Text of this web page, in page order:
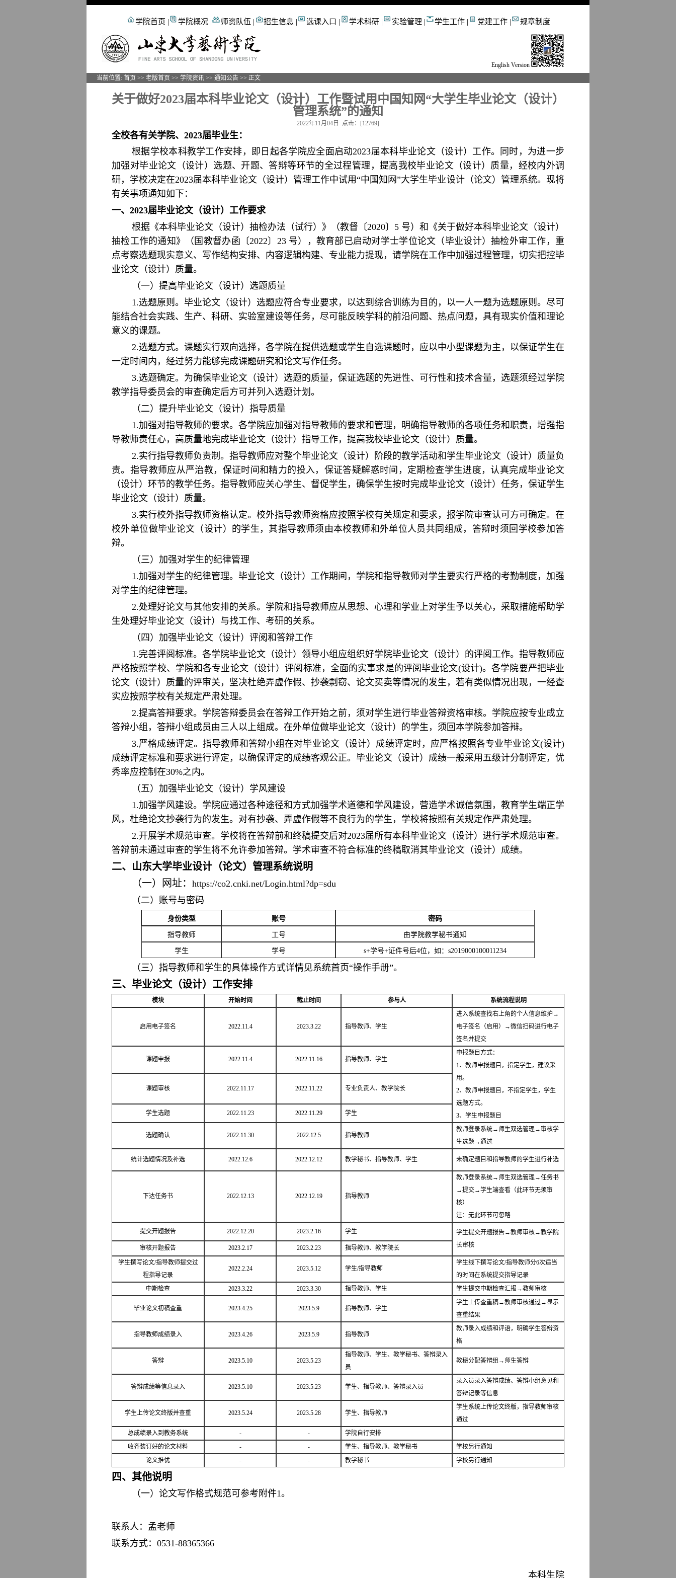
学院首页 | 学院概况| 师资队伍 | 招生信息 | 选课入口 | 学术科研| 实验管理 | 学生工作| 党建工作| 规章制度
English Version
当前位置: 首页 >> 老版首页 >> 学院资讯 >> 通知公告 >> 正文
关于做好2023届本科毕业论文（设计）工作暨试用中国知网“大学生毕业论文（设计）
管理系统”的通知
2022年11月04日 点击：[12769]
全校各有关学院、2023届毕业生：
根据学校本科教学工作安排，即日起各学院应全面启动2023届本科毕业论文（设计）工作。同时，为进一步
加强对毕业论文（设计）选题、开题、答辩等环节的全过程管理，提高我校毕业论文（设计）质量，经校内外调
研，学校决定在2023届本科毕业论文（设计）管理工作中试用“中国知网”大学生毕业设计（论文）管理系统。现将
有关事项通知如下：
一、2023届毕业论文（设计）工作要求
根据《本科毕业论文（设计）抽检办法（试行）》（教督〔2020〕5 号）和《关于做好本科毕业论文（设计）
抽检工作的通知》（国教督办函〔2022〕23 号）， 教育部已启动对学士学位论文（毕业设计）抽检外审工作，重
点考察选题现实意义、写作结构安排、内容逻辑构建、专业能力提现，请学院在工作中加强过程管理，切实把控毕
业论文（设计）质量。
（一）提高毕业论文（设计）选题质量
1.选题原则。毕业论文（设计）选题应符合专业要求，以达到综合训练为目的，以一人一题为选题原则。尽可
能结合社会实践、生产、科研、实验室建设等任务，尽可能反映学科的前沿问题、热点问题，具有现实价值和理论
意义的课题。
2.选题方式。课题实行双向选择，各学院在提供选题或学生自选课题时，应以中小型课题为主，以保证学生在
一定时间内，经过努力能够完成课题研究和论文写作任务。
3.选题确定。为确保毕业论文（设计）选题的质量，保证选题的先进性、可行性和技术含量，选题须经过学院
教学指导委员会的审查确定后方可并列入选题计划。
（二）提升毕业论文（设计）指导质量
1.加强对指导教师的要求。各学院应加强对指导教师的要求和管理，明确指导教师的各项任务和职责，增强指
导教师责任心，高质量地完成毕业论文（设计）指导工作，提高我校毕业论文（设计）质量。
2.实行指导教师负责制。指导教师应对整个毕业论文（设计）阶段的教学活动和学生毕业论文（设计）质量负
责。指导教师应从严治教，保证时间和精力的投入，保证答疑解惑时间，定期检查学生进度，认真完成毕业论文
（设计）环节的教学任务。指导教师应关心学生、督促学生，确保学生按时完成毕业论文（设计）任务，保证学生
毕业论文（设计）质量。
3.实行校外指导教师资格认定。校外指导教师资格应按照学校有关规定和要求，报学院审查认可方可确定。在
校外单位做毕业论文（设计）的学生，其指导教师须由本校教师和外单位人员共同组成，答辩时须回学校参加答
辩。
（三）加强对学生的纪律管理
1.加强对学生的纪律管理。毕业论文（设计）工作期间，学院和指导教师对学生要实行严格的考勤制度，加强
对学生的纪律管理。
2.处理好论文与其他安排的关系。学院和指导教师应从思想、心理和学业上对学生予以关心，采取措施帮助学
生处理好毕业论文（设计）与找工作、考研的关系。
（四）加强毕业论文（设计）评阅和答辩工作
1.完善评阅标准。各学院毕业论文（设计）领导小组应组织好学院毕业论文（设计）的评阅工作。指导教师应
严格按照学校、学院和各专业论文（设计）评阅标准，全面的实事求是的评阅毕业论文(设计)。各学院要严把毕业
论文（设计）质量的评审关，坚决杜绝弄虚作假、抄袭剽窃、论文买卖等情况的发生，若有类似情况出现，一经查
实应按照学校有关规定严肃处理。
2.提高答辩要求。学院答辩委员会在答辩工作开始之前，须对学生进行毕业答辩资格审核。学院应按专业成立
答辩小组，答辩小组成员由三人以上组成。在外单位做毕业论文（设计）的学生，须回本学院参加答辩。
3.严格成绩评定。指导教师和答辩小组在对毕业论文（设计）成绩评定时，应严格按照各专业毕业论文(设计)
成绩评定标准和要求进行评定，以确保评定的成绩客观公正。毕业论文（设计）成绩一般采用五级计分制评定，优
秀率应控制在30%之内。
（五）加强毕业论文（设计）学风建设
1.加强学风建设。学院应通过各种途径和方式加强学术道德和学风建设，营造学术诚信氛围，教育学生端正学
风，杜绝论文抄袭行为的发生。对有抄袭、弄虚作假等不良行为的学生，学校将按照有关规定作严肃处理。
2.开展学术规范审查。学校将在答辩前和终稿提交后对2023届所有本科毕业论文（设计）进行学术规范审查。
答辩前未通过审查的学生将不允许参加答辩。学术审查不符合标准的终稿取消其毕业论文（设计）成绩。
二、山东大学毕业设计（论文）管理系统说明
（一）网址： https://co2.cnki.net/Login.html?dp=sdu
（二）账号与密码
身份类型 账号 密码
指导教师 工号 由学院教学秘书通知
学生 学号 s+学号+证件号后4位， 如：s2019000100011234
（三）指导教师和学生的具体操作方式详情见系统首页“操作手册”。
三、毕业论文（设计）工作安排
模块 开始时间 截止时间 参与人 系统流程说明
启用电子签名 2022.11.4 2023.3.22 指导教师、学生
进入系统查找右上角的个人信息维护→
电子签名（启用）→微信扫码进行电子
签名并提交
课题申报 2022.11.4 2022.11.16 指导教师、学生
申报题目方式：
1、教师申报题目，指定学生，建议采
用。
2、教师申报题目，不指定学生，学生
选题方式。
3、学生申报题目
课题审核 2022.11.17 2022.11.22 专业负责人、教学院长
学生选题 2022.11.23 2022.11.29 学生
选题确认 2022.11.30 2022.12.5 指导教师
教师登录系统→师生双选管理→审核学
生选题→通过
统计选题情况及补选 2022.12.6 2022.12.12 教学秘书、指导教师、学生 未确定题目和指导教师的学生进行补选
下达任务书 2022.12.13 2022.12.19 指导教师
教师登录系统→师生双选管理→任务书
→提交→学生端查看（此环节无须审
核）
注：无此环节可忽略
提交开题报告 2022.12.20 2023.2.16 学生
学生提交开题报告→教师审核→教学院
长审核
审核开题报告 2023.2.17 2023.2.23 指导教师、教学院长
学生撰写论文/指导教师提交过
程指导记录
2022.2.24 2023.5.12 学生/指导教师
学生线下撰写论文/指导教师分6次适当
的时间在系统提交指导记录
中期检查
2023.3.22 2023.3.30 指导教师、学生 学生提交中期检查汇报→教师审核
毕业论文初稿查重 2023.4.25 2023.5.9 指导教师、学生
学生上传查重稿→教师审核通过→显示
查重结果
指导教师成绩录入 2023.4.26 2023.5.9 指导教师
教师录入成绩和评语，明确学生答辩资
格
答辩 2023.5.10 2023.5.23
指导教师、学生、教学秘书、答辩录入
员
教秘分配答辩组→师生答辩
答辩成绩等信息录入 2023.5.10 2023.5.23 学生、指导教师、答辩录入员
录入员录入答辩成绩、答辩小组意见和
答辩记录等信息
学生上传论文终版并查重 2023.5.24 2023.5.28 学生、指导教师
学生系统上传论文终版，指导教师审核
通过
总成绩录入到教务系统
- -
学院自行安排
收齐装订好的论文材料
- - 学生、指导教师、教学秘书
学校另行通知
论文推优
- - 教学秘书 学校另行通知
四、其他说明
（一）论文写作格式规范可参考附件1。
联系人：孟老师
联系方式：0531-88365366
本科生院